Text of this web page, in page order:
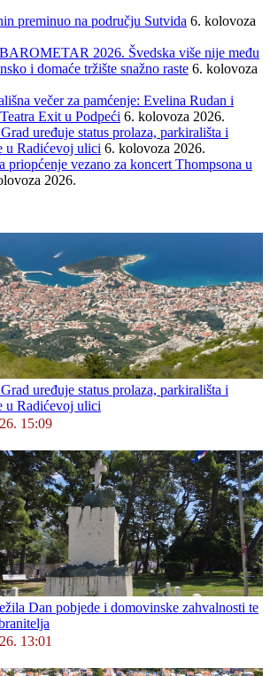
preminuo na području Sutvida 6. kolovoza
2026. Švedska više nije među
i domaće tržište snažno raste 6. kolovoza
večer za pamćenje: Evelina Rudan i
Exit u Podpeći 6. kolovoza 2026.
uređuje status prolaza, parkirališta i
u Radićevoj ulici 6. kolovoza 2026.
priopćenje vezano za koncert Thompsona u
2026.
uređuje status prolaza, parkirališta i
u Radićevoj ulici
15:09
Dan pobjede i domovinske zahvalnosti te
13:01